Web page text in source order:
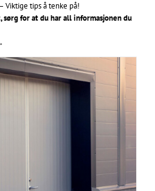
tips å tenke på!
for at du har all informasjonen du